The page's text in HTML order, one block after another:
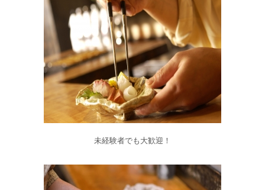
未経験者でも大歓迎！